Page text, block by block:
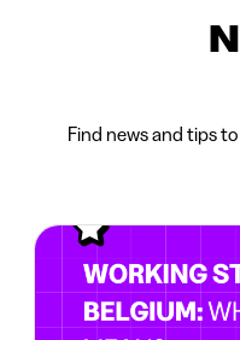
Find news and tips